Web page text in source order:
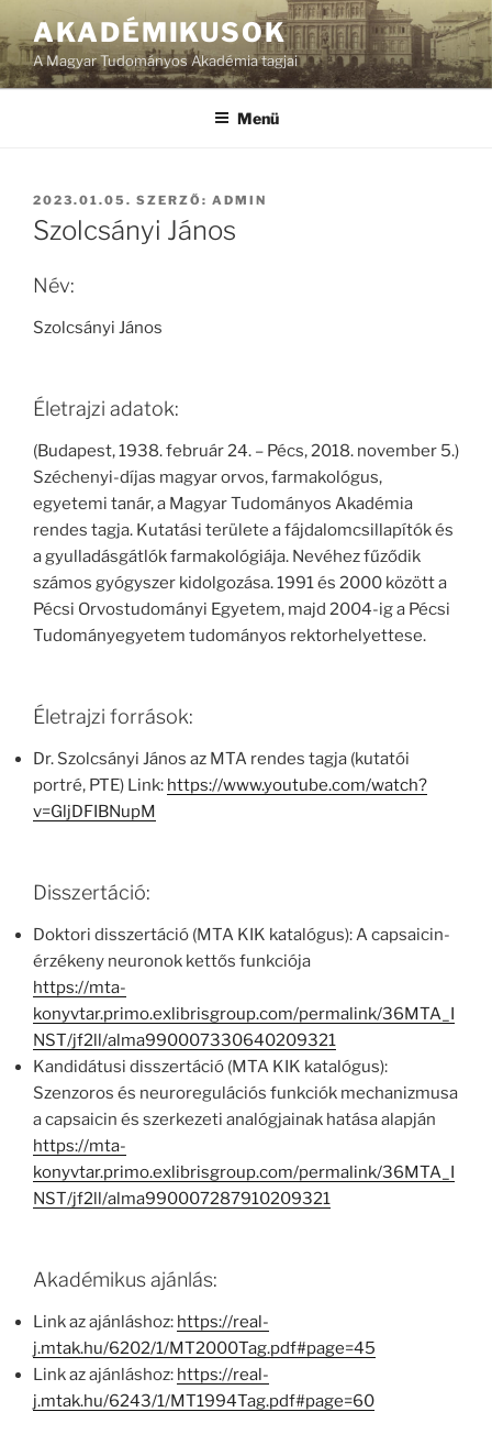
AKADÉMIKUSOK
A Magyar Tudományos Akadémia tagjai
Menü
BEKÜLDVE:
2023.01.05. SZERZŐ: ADMIN
Szolcsányi János
Név:
Szolcsányi János
Életrajzi adatok:
(Budapest, 1938. február 24. – Pécs, 2018. november 5.)
Széchenyi-díjas magyar orvos, farmakológus,
egyetemi tanár, a Magyar Tudományos Akadémia
rendes tagja. Kutatási területe a fájdalomcsillapítók és
a gyulladásgátlók farmakológiája. Nevéhez fűződik
számos gyógyszer kidolgozása. 1991 és 2000 között a
Pécsi Orvostudományi Egyetem, majd 2004-ig a Pécsi
Tudományegyetem tudományos rektorhelyettese.
Életrajzi források:
Dr. Szolcsányi János az MTA rendes tagja (kutatói
portré, PTE) Link: https://www.youtube.com/watch?
v=GljDFIBNupM
Disszertáció:
Doktori disszertáció (MTA KIK katalógus): A capsaicin-
érzékeny neuronok kettős funkciója
https://mta-
konyvtar.primo.exlibrisgroup.com/permalink/36MTA_I
NST/jf2ll/alma990007330640209321
Kandidátusi disszertáció (MTA KIK katalógus):
Szenzoros és neuroregulációs funkciók mechanizmusa
a capsaicin és szerkezeti analógjainak hatása alapján
https://mta-
konyvtar.primo.exlibrisgroup.com/permalink/36MTA_I
NST/jf2ll/alma990007287910209321
Akadémikus ajánlás:
Link az ajánláshoz: https://real-
j.mtak.hu/6202/1/MT2000Tag.pdf#page=45
Link az ajánláshoz: https://real-
j.mtak.hu/6243/1/MT1994Tag.pdf#page=60